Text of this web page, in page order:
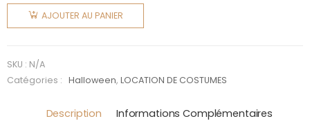
de Porte-
moi
AJOUTER AU PANIER
SKU : N/A
Catégories :
Halloween,LOCATION DE COSTUMES
Description Informations Complémentaires